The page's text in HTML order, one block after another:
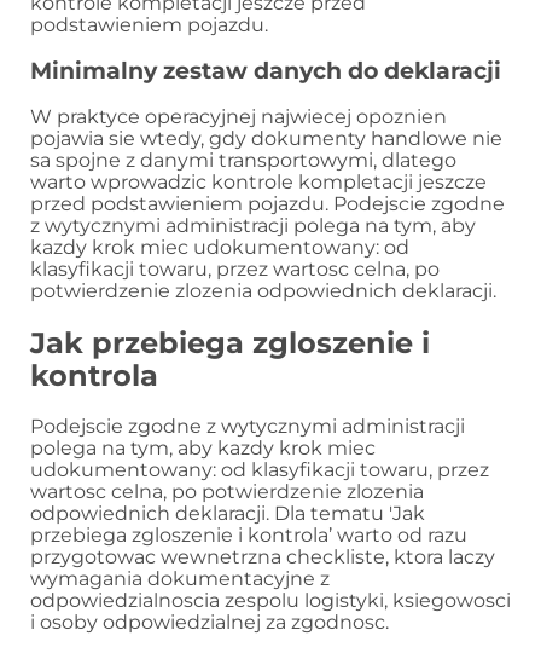
podstawieniem pojazdu.
Minimalny zestaw danych do deklaracji
W praktyce operacyjnej najwiecej opoznien
pojawia sie wtedy, gdy dokumenty handlowe nie
sa spojne z danymi transportowymi, dlatego
warto wprowadzic kontrole kompletacji jeszcze
przed podstawieniem pojazdu. Podejscie zgodne
z wytycznymi administracji polega na tym, aby
kazdy krok miec udokumentowany: od
klasyfikacji towaru, przez wartosc celna, po
potwierdzenie zlozenia odpowiednich deklaracji.
Jak przebiega zgloszenie i
kontrola
Podejscie zgodne z wytycznymi administracji
polega na tym, aby kazdy krok miec
udokumentowany: od klasyfikacji towaru, przez
wartosc celna, po potwierdzenie zlozenia
odpowiednich deklaracji. Dla tematu 'Jak
przebiega zgloszenie i kontrola’ warto od razu
przygotowac wewnetrzna checkliste, ktora laczy
wymagania dokumentacyjne z
odpowiedzialnoscia zespolu logistyki, ksiegowosci
i osoby odpowiedzialnej za zgodnosc.